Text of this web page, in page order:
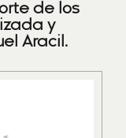
de los
y
Aracil.